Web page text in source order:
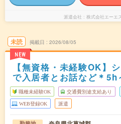
派遣会社 株式会社エーエ
未読
NEW
掲載日 2026/08/05
【無資格・未経験OK】
で入居者とお話など＊5h
職種未経験OK 交通費別途支給あり
WEB登録OK 派遣